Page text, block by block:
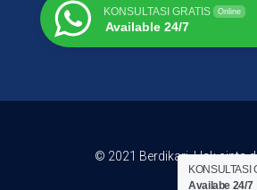
KONSULTASI GRATIS Online
Available 24/7
© 2021 Berdikari. Hak cipta
KONSULTASI
Availabe 24/7